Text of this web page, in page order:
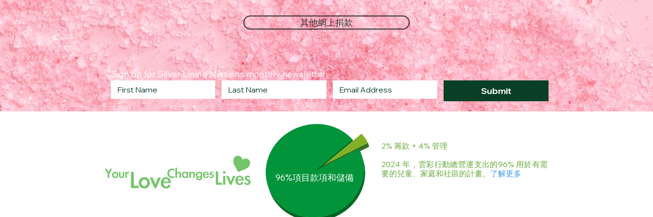
其他網上捐款
Sign up for Silver Lining Missions monthly newsletter:
Submit
96%項目款項和儲備
2% 籌款 + 4% 管理
2024 年，雲彩行動總營運支出的96% 用於有需
要的兒童、家庭和社區的計畫。 了解更多